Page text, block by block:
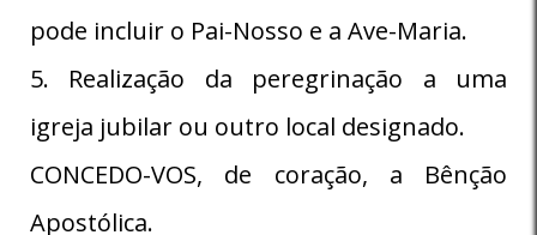
pode incluir o Pai-Nosso e a Ave-Maria.
5. Realização da peregrinação a uma
igreja jubilar ou outro local designado.
CONCEDO-VOS, de coração, a Bênção
Apostólica.